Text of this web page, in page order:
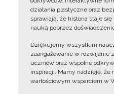
działania plastyczne oraz
sprawiają, że historia staje
nauką poprzez
Dziękujemy wszystkim
zaangażowanie w rozwijanie
uczniów oraz wspólne
inspiracji. Mamy nadzieję,
wartościowym wsparciem w